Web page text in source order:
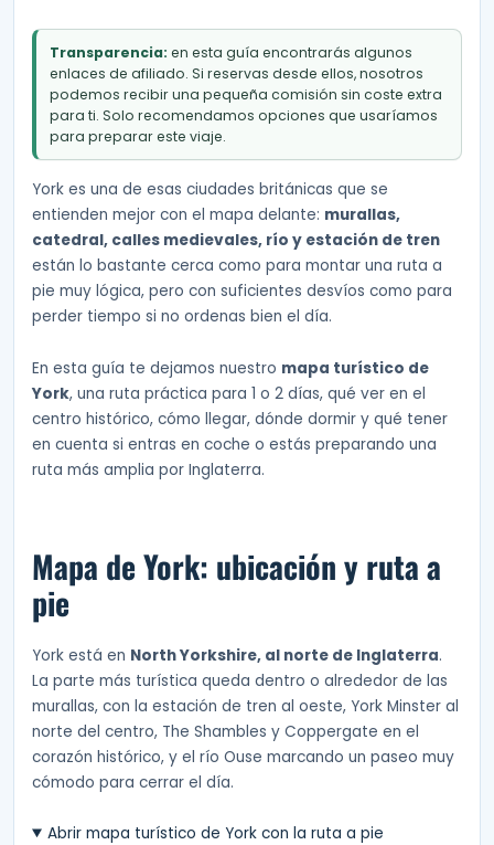
Transparencia: en esta guía encontrarás algunos
enlaces de afiliado. Si reservas desde ellos, nosotros
podemos recibir una pequeña comisión sin coste extra
para ti. Solo recomendamos opciones que usaríamos
para preparar este viaje.
York es una de esas ciudades británicas que se
entienden mejor con el mapa delante: murallas,
catedral, calles medievales, río y estación de tren
están lo bastante cerca como para montar una ruta a
pie muy lógica, pero con suficientes desvíos como para
perder tiempo si no ordenas bien el día.
En esta guía te dejamos nuestro mapa turístico de
York, una ruta práctica para 1 o 2 días, qué ver en el
centro histórico, cómo llegar, dónde dormir y qué tener
en cuenta si entras en coche o estás preparando una
ruta más amplia por Inglaterra.
Mapa de York: ubicación y ruta a
pie
York está en North Yorkshire, al norte de Inglaterra.
La parte más turística queda dentro o alrededor de las
murallas, con la estación de tren al oeste, York Minster al
norte del centro, The Shambles y Coppergate en el
corazón histórico, y el río Ouse marcando un paseo muy
cómodo para cerrar el día.
Abrir mapa turístico de York con la ruta a pie